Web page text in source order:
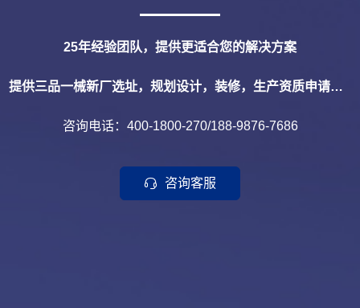
25年经验团队，提供更适合您的解决方案
提供三品一械新厂选址，规划设计，装修，生产资质申请，产品备案，FDA认证，GMP认证，清真认证，年审等一站式配套服务。
咨询电话： 400-1800-270/188-9876-7686
咨询客服